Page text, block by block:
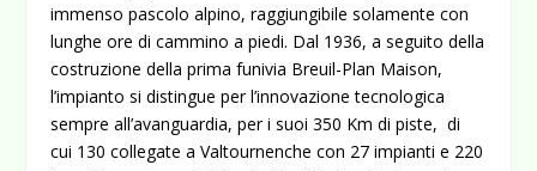
immenso pascolo alpino, raggiungibile solamente con
lunghe ore di cammino a piedi. Dal 1936, a seguito della
costruzione della prima funivia Breuil-Plan Maison,
l’impianto si distingue per l’innovazione tecnologica
sempre all’avanguardia, per i suoi 350 Km di piste, di
cui 130 collegate a Valtournenche con 27 impianti e 220